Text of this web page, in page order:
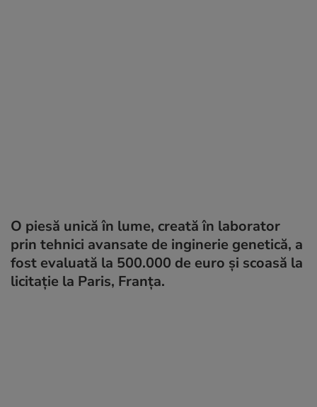
O piesă unică în lume, creată în laborator
prin tehnici avansate de inginerie genetică, a
fost evaluată la 500.000 de euro și scoasă la
licitație la Paris, Franța.